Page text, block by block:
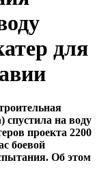
для
спустила на воду
проекта 2200
боевой
Об этом